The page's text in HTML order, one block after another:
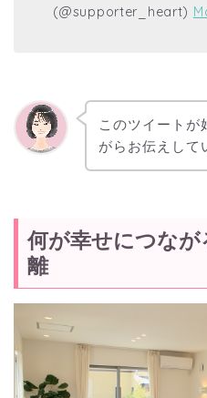
(@supporter_heart)
このツイートが
がらお伝えして
何が幸せにつなが
離